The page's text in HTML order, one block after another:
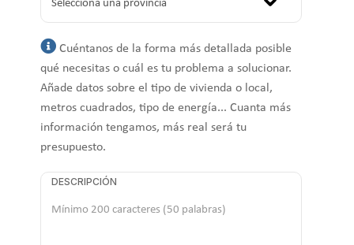
Cuéntanos de la forma más detallada posible
qué necesitas o cuál es tu problema a solucionar.
Añade datos sobre el tipo de vivienda o local,
metros cuadrados, tipo de energía... Cuanta más
información tengamos, más real será tu
presupuesto.
DESCRIPCIÓN